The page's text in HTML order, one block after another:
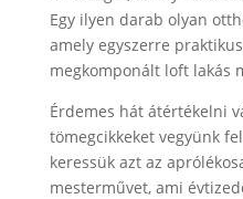
Egy ilyen darab olyan
amely egyszerre
megkomponált loft lakás
Érdemes hát átértékelni
tömegcikkeket vegyünk
keressük azt az
mesterművet, ami